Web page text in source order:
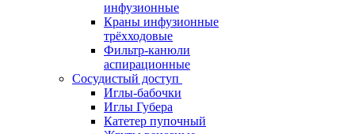
инфузионные
Краны инфузионные
трёхходовые
Фильтр-канюли
аспирационные
Сосудистый доступ
Иглы-бабочки
Иглы Губера
Катетер пупочный